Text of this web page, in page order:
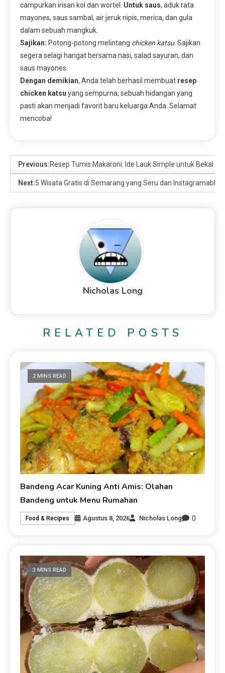
campurkan irisan kol dan wortel. Untuk saus, aduk rata
mayones, saus sambal, air jeruk nipis, merica, dan gula
dalam sebuah mangkuk.
Sajikan: Potong-potong melintang chicken katsu. Sajikan
segera selagi hangat bersama nasi, salad sayuran, dan
saus mayones.
Dengan demikian, Anda telah berhasil membuat resep
chicken katsu yang sempurna, sebuah hidangan yang
pasti akan menjadi favorit baru keluarga Anda. Selamat
mencoba!
Previous:Resep Tumis Makaroni: Ide Lauk Simple untuk Bekal
Next:5 Wisata Gratis di Semarang yang Seru dan Instagramable
Nicholas Long
RELATED POSTS
2 MINS READ
Bandeng Acar Kuning Anti Amis: Olahan
Bandeng untuk Menu Rumahan
Food & Recipes Agustus 8, 2026 Nicholas Long 0
3 MINS READ